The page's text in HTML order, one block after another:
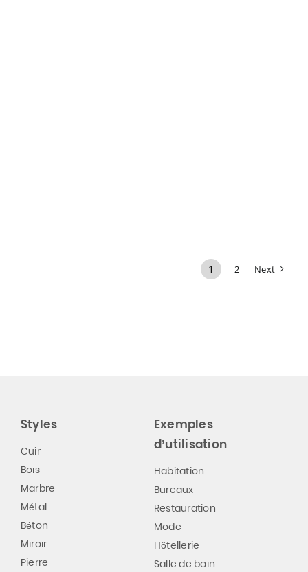
1 2 Next
Styles
Cuir
Bois
Marbre
Métal
Béton
Miroir
Pierre
Exemples
d’utilisation
Habitation
Bureaux
Restauration
Mode
Hôtellerie
Salle de bain